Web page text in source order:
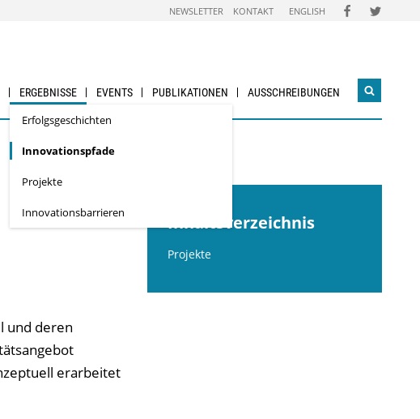
NEWSLETTER KONTAKT ENGLISH FOLGEN
SIE
FOLGEN
SIE
ERGEBNISSE
Erfolgs­geschichten
Innovationspfade
Projekte
Innovationsbarrieren
EVENTS PUBLIKATIONEN AUSSCHREIBUNGEN
und deren
erarbeitet
Inhaltsverzeichnis
Projekte